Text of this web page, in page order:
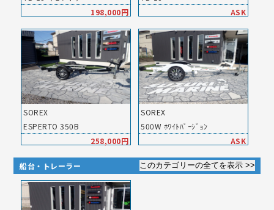
198,000円
ASK
SOREX
ESPERTO 350B
258,000円
SOREX
500W ﾎﾜｲﾄﾊﾞｰｼﾞｮﾝ
ASK
船台・トレーラー